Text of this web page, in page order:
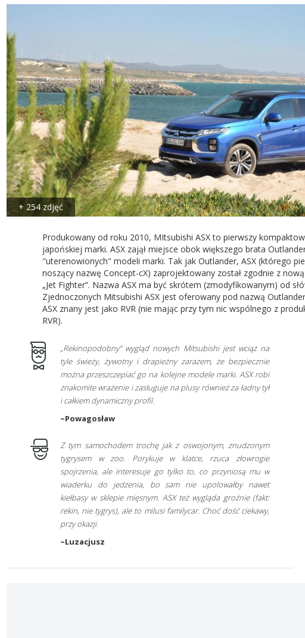
+ 254 zdjęć
Produkowany od roku 2010, MItsubishi ASX to pierwszy
japońskiej marki. ASX zajął miejsce obok większego brata
"uterenowionych" modeli marki. Tak jak Outlander, ASX (którego
noszący nazwę Concept-cX) zaprojektowany został zgodnie z
„Jet Fighter”. Nazwa ASX ma być skrótem (zmodyfikowanym) od
Zjednoczonych Mitsubishi ASX jest oferowany pod nazwą
ASX znany jest jako RVR (nie mając przy tym nic wspólnego z
RVR).
„Rekinopodobny” wygląd nowych Mitsubishi jest wciąż na
tyle świeży, żywotny i drapieżny zarazem, że bezpiecznie
można przeszczepiać go na kolejne modele marki. ASX robi
znakomite wrażenie i zasługuje na plusy również za ładny tył
i całkiem dynamiczny profil.
~Powagosław
Z tym samochodem trochę jak z oswojonym, znudzonym
tygrysem w zoo. Porykuje w klatce, rzuca złowrogie
spojrzenia, ale interesuje go tylko to, co przyniosą mu w
wiaderku do jedzenia, bo sam nie upolowałby nawet
kiełbasy w sklepie mięsnym. ASX też wygląda groźnie (fakt:
rekin, nie tygrys), ale to milusi familycar. Choć dość ciekawy,
przy okazji.
~Luzacjusz